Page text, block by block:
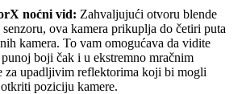
noćni vid: Zahvaljujući otvoru blende
ova kamera prikuplja do četiri puta
kamera. To vam omogućava da vidite
boji čak i u ekstremno mračnim
za upadljivim reflektorima koji bi mogli
poziciju kamere.